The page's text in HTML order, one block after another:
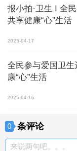
报小拍·卫生 I 全
共享健康“心”生活
2025-04-17
全民参与爱国卫
康“心”生活
2025-04-16
0 条评论
来说两句吧。。。